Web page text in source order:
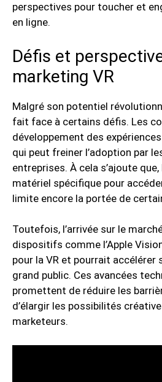
perspectives pour toucher et
en ligne.
Défis et
marketing VR
Malgré son potentiel
fait face à certains défis. Les
développement des
qui peut freiner l’adoption par
entreprises. À cela s’ajoute que,
matériel spécifique pour
limite encore la portée de
Toutefois, l’arrivée sur le
dispositifs comme l’Apple
pour la VR et pourrait accélérer
grand public. Ces avancées
promettent de réduire les
d’élargir les possibilités
marketeurs.